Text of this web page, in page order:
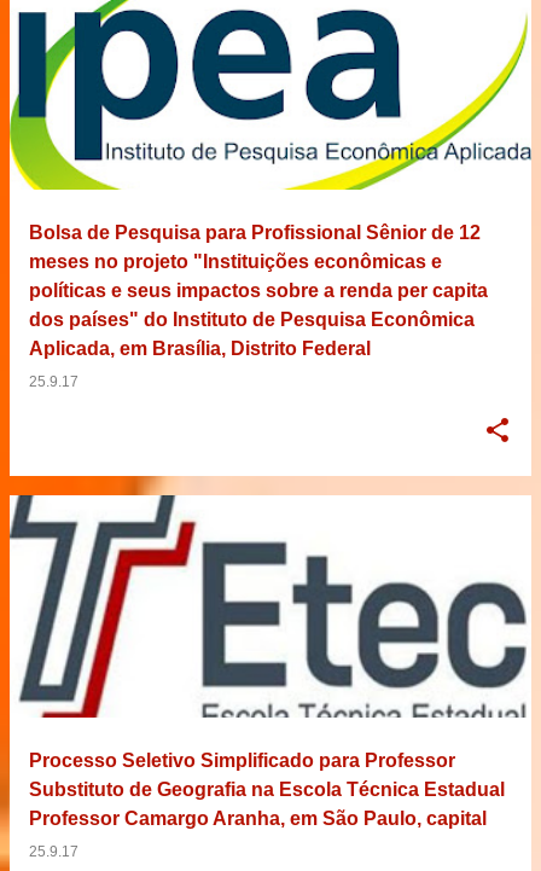
Bolsa de Pesquisa para Profissional Sênior de 12
meses no projeto "Instituições econômicas e
políticas e seus impactos sobre a renda per capita
dos países" do Instituto de Pesquisa Econômica
Aplicada, em Brasília, Distrito Federal
25.9.17
Processo Seletivo Simplificado para Professor
Substituto de Geografia na Escola Técnica Estadual
Professor Camargo Aranha, em São Paulo, capital
25.9.17